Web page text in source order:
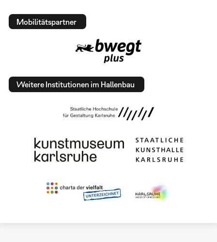
Mobilitätspartner
Weitere Institutionen im Hallenbau